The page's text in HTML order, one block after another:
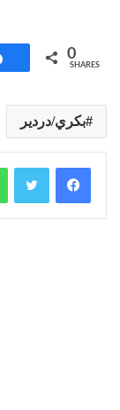
Share 0
SHARES
بكري/دردير